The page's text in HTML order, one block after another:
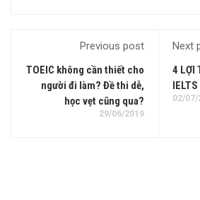
Previous post
TOEIC không cần thiết cho
người đi làm? Đề thi dễ,
học vẹt cũng qua?
29/06/2019
Next
4 LỢI
02/07/